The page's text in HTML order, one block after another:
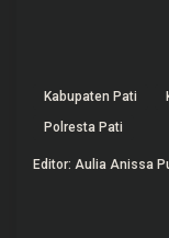
Kabupaten Pati
Polresta Pati
Editor: Aulia Anissa